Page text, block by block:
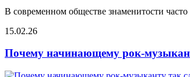
В современном обществе знаменитости
15.02.26
Почему начинающему рок-